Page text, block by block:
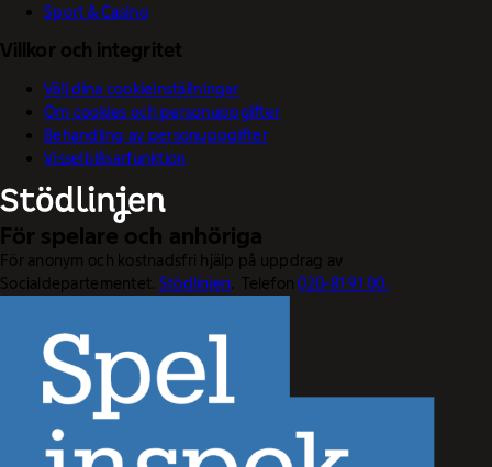
Sport & Casino
Villkor och integritet
Välj dina cookieinställningar
Om cookies och personuppgifter
Behandling av personuppgifter
Visselblåsarfunktion
För spelare och anhöriga
För anonym och kostnadsfri hjälp på uppdrag av
Socialdepartementet. Stödlinjen . Telefon020-81 91 00.